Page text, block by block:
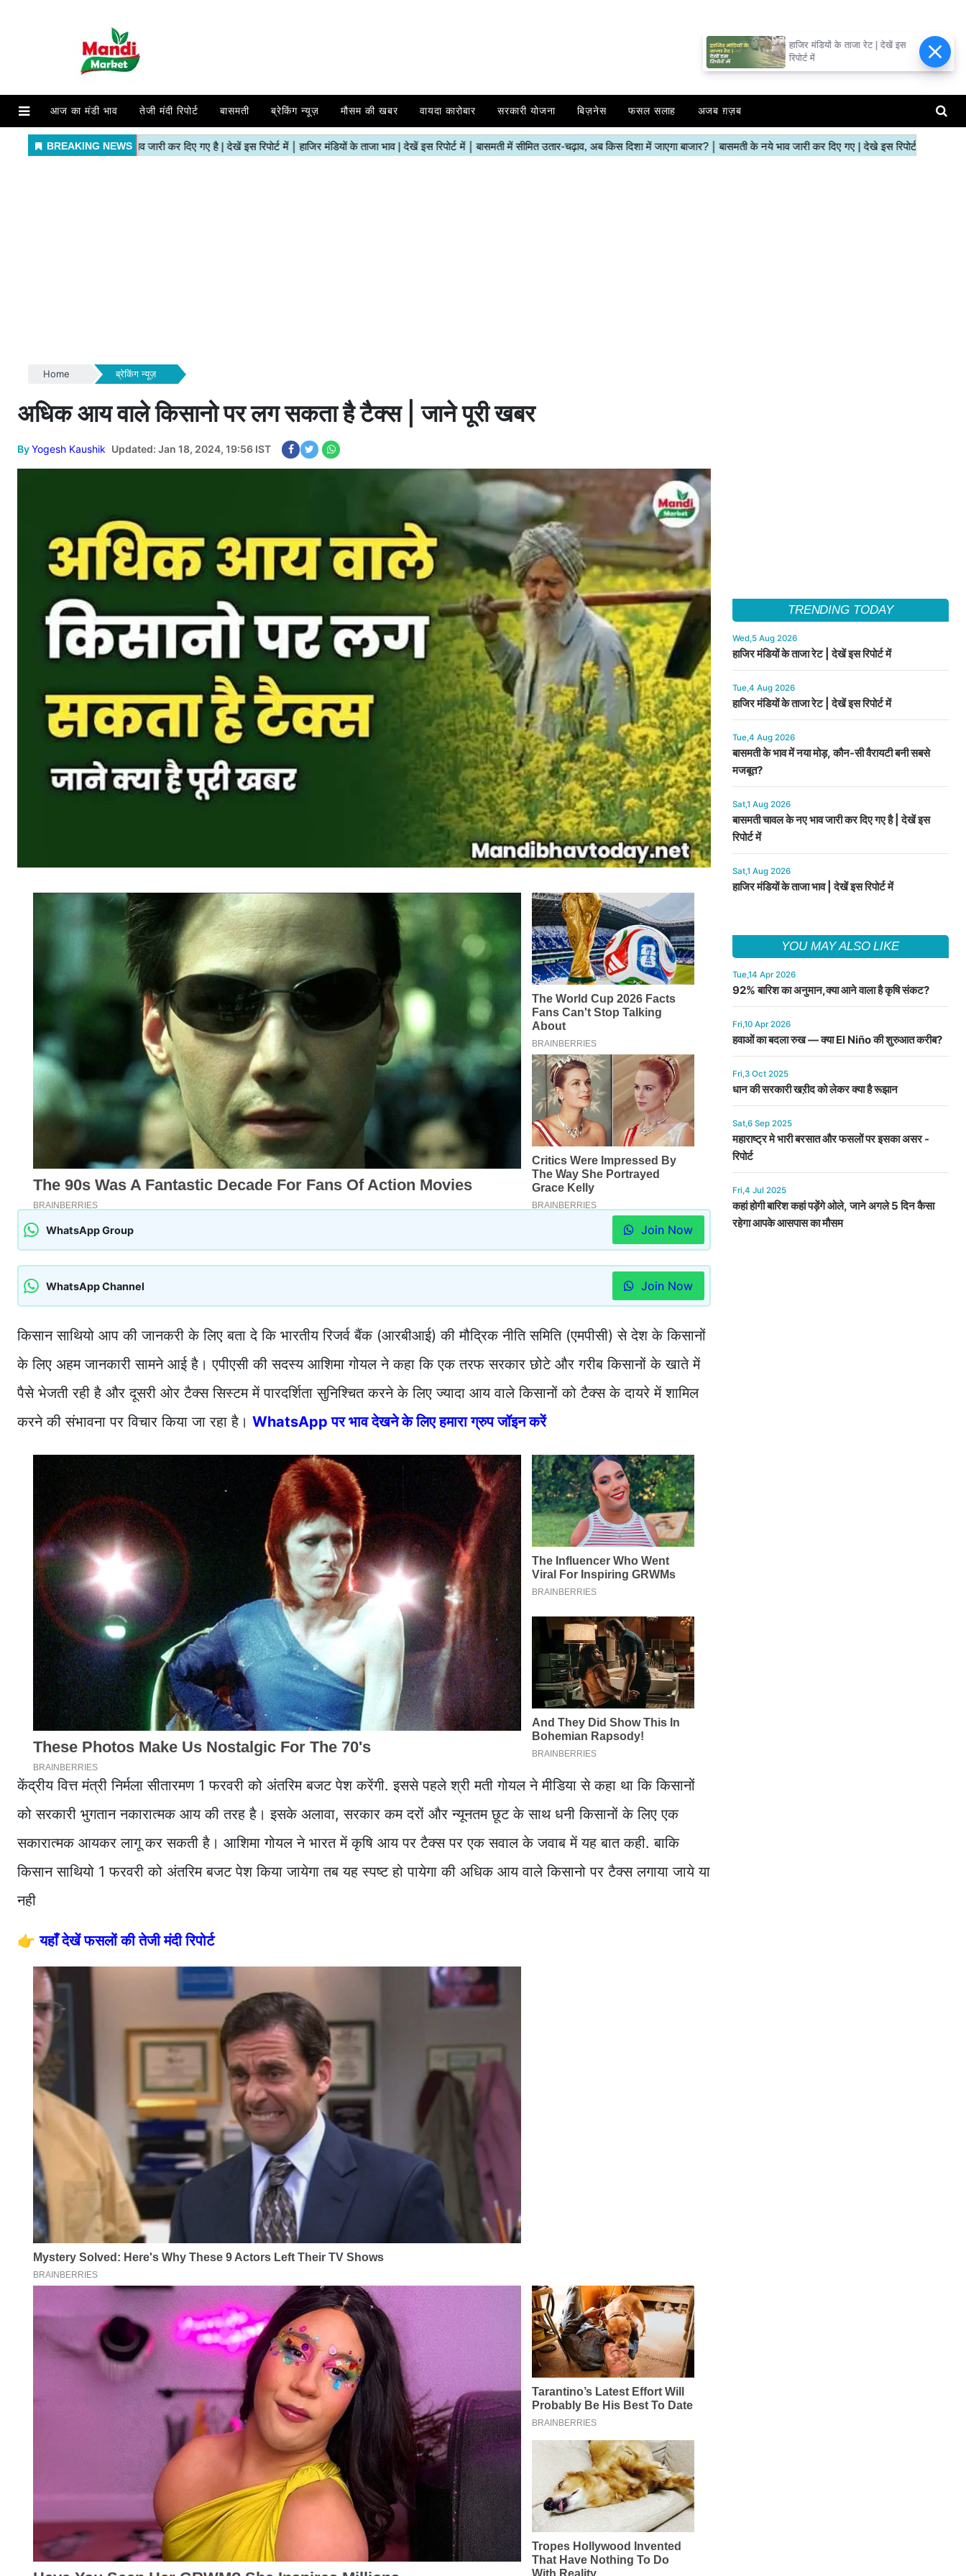
आज का मंडी भाव तेजी मंदी रिपोर्ट बासमती ब्रेकिंग न्यूज़ मौसम की खबर वायदा कारोबार सरकारी योजना बिज़नेस फसल सलाह अजब ग़ज़ब
Home ब्रेकिंग न्यूज़
अधिक आय वाले किसानो पर लग सकता है टैक्स | जाने पूरी खबर
ByYogesh Kaushik Updated: Jan 18, 2024, 19:56 IST
WhatsApp Group Join Now
WhatsApp Channel Join Now
किसान साथियो आप की जानकरी के लिए बता दे कि भारतीय रिजर्व बैंक (आरबीआई) की मौद्रिक नीति समिति (एमपीसी) से देश के किसानों
के लिए अहम जानकारी सामने आई है। एपीएसी की सदस्य आशिमा गोयल ने कहा कि एक तरफ सरकार छोटे और गरीब किसानों के खाते में
पैसे भेजती रही है और दूसरी ओर टैक्स सिस्टम में पारदर्शिता सुनिश्चित करने के लिए ज्यादा आय वाले किसानों को टैक्स के दायरे में शामिल
करने की संभावना पर विचार किया जा रहा है। WhatsApp पर भाव देखने के लिए हमारा ग्रुप जॉइन करें
केंद्रीय वित्त मंत्री निर्मला सीतारमण 1 फरवरी को अंतरिम बजट पेश करेंगी. इससे पहले श्री मती गोयल ने मीडिया से कहा था कि किसानों
को सरकारी भुगतान नकारात्मक आय की तरह है। इसके अलावा, सरकार कम दरों और न्यूनतम छूट के साथ धनी किसानों के लिए एक
सकारात्मक आयकर लागू कर सकती है। आशिमा गोयल ने भारत में कृषि आय पर टैक्स पर एक सवाल के जवाब में यह बात कही. बाकि
किसान साथियो 1 फरवरी को अंतरिम बजट पेश किया जायेगा तब यह स्पष्ट हो पायेगा की अधिक आय वाले किसानो पर टैक्स लगाया जाये या
नही
👉यहाँ देखें फसलों की तेजी मंदी रिपोर्ट
TRENDING TODAY
Wed,5 Aug 2026
हाजिर मंडियों के ताजा रेट | देखें इस रिपोर्ट में
Tue,4 Aug 2026
हाजिर मंडियों के ताजा रेट | देखें इस रिपोर्ट में
Tue,4 Aug 2026
बासमती के भाव में नया मोड़, कौन-सी वैरायटी बनी सबसे
मजबूत?
Sat,1 Aug 2026
बासमती चावल के नए भाव जारी कर दिए गए है | देखें इस
रिपोर्ट में
Sat,1 Aug 2026
हाजिर मंडियों के ताजा भाव | देखें इस रिपोर्ट में
YOU MAY ALSO LIKE
Tue,14 Apr 2026
92% बारिश का अनुमान,क्या आने वाला है कृषि संकट?
Fri,10 Apr 2026
हवाओं का बदला रुख — क्या El Niño की शुरुआत करीब?
Fri,3 Oct 2025
धान की सरकारी खऱीद को लेकर क्या है रूझान
Sat,6 Sep 2025
महाराष्ट्र मे भारी बरसात और फसलों पर इसका असर -
रिपोर्ट
Fri,4 Jul 2025
कहां होगी बारिश कहां पड़ेंगे ओले, जाने अगले 5 दिन कैसा
रहेगा आपके आसपास का मौसम
हाजिर मंडियों के ताजा रेट | देखें इस
रिपोर्ट में